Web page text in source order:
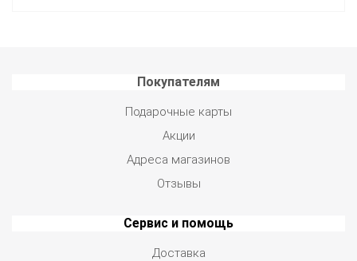
Покупателям
Подарочные карты
Акции
Адреса магазинов
Отзывы
Сервис и помощь
Доставка